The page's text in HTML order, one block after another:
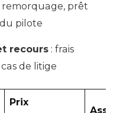
remorquage, prêt
pilote
recours : frais
de litige
Prix